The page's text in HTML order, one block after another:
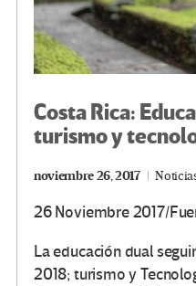
Costa Rica:
turismo y
noviembre 26, 2017
26 Noviembre 2017/
La educación dual
2018; turismo y